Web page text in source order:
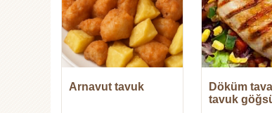
Arnavut tavuk
Döküm
tavuk